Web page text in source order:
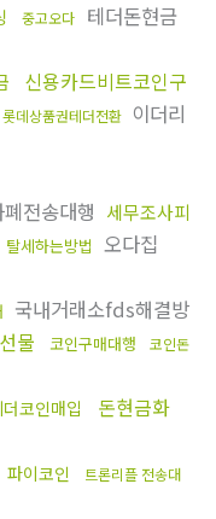
중고오다
테더돈현금
신용카드비트코인구
롯데상품권테더전환 이더리
전송대행 세무조사피
탈세하는방법 오다집
국내거래소fds해결방
물 코인구매대행
코인돈
코인매입 돈현금화
파이코인
트론리플 전송대